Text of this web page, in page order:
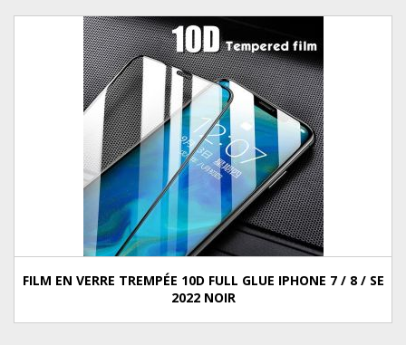
FILM EN VERRE TREMPÉE 10D FULL GLUE IPHONE 7 / 8 / SE
2022 NOIR